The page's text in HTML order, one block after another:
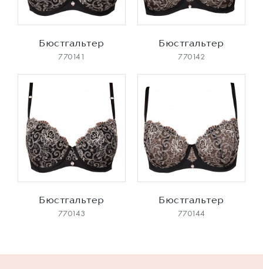
Бюстгальтер
770141
Бюстгальтер
770142
Бюстгальтер
770143
Бюстгальтер
770144